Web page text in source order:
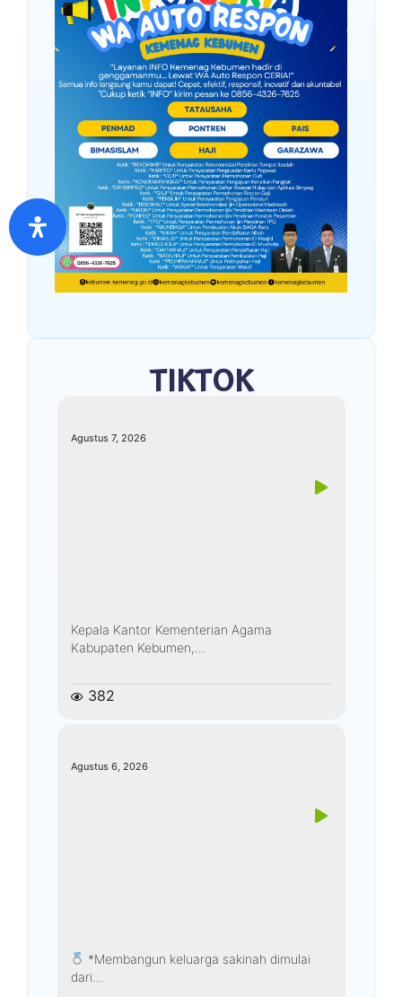
TIKTOK
Agustus 7, 2026
Kepala Kantor Kementerian Agama
Kabupaten Kebumen,...
382
Agustus 6, 2026
*Membangun keluarga sakinah dimulai
dari...